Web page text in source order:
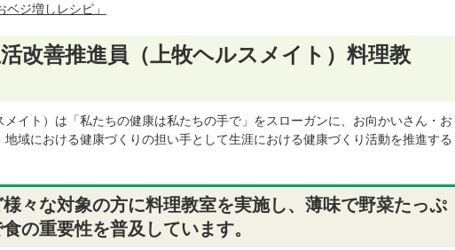
ジ増しレシピ」
改善推進員（上牧ヘルスメイト）料理教
イト）は「私たちの健康は私たちの手で」をスローガンに、お向かいさん・お
域における健康づくりの担い手として生涯における健康づくり活動を推進する
々な対象の方に料理教室を実施し、薄味で野菜たっぷ
の重要性を普及しています。